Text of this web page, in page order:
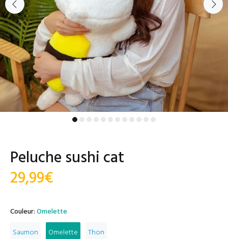
Peluche sushi cat
29,99€
Couleur:Omelette
Saumon
Omelette Thon